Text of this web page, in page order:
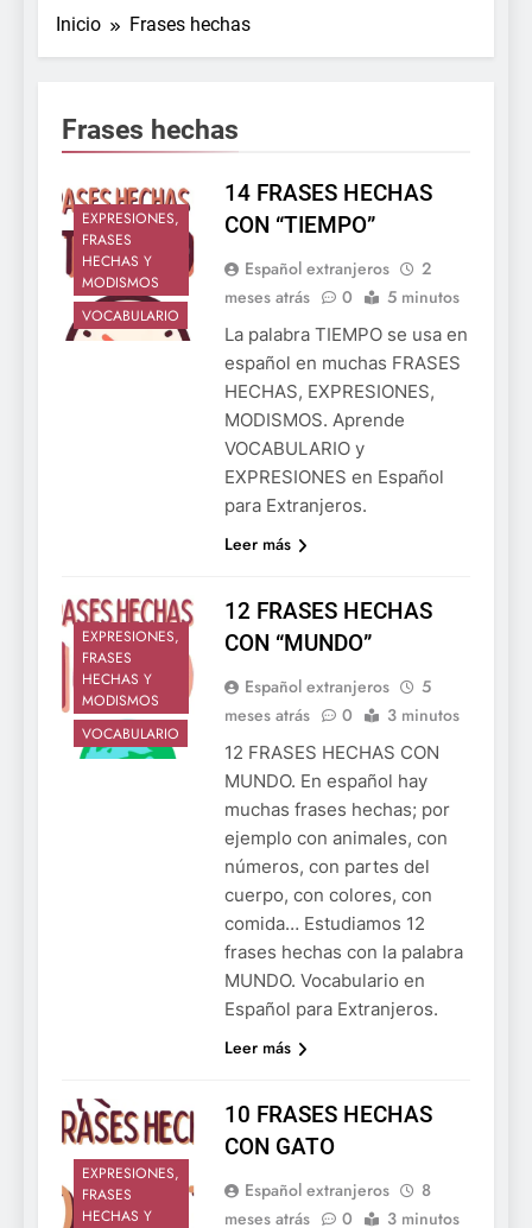
Inicio Frases hechas
Frases hechas
EXPRESIONES,
FRASES
HECHAS Y
MODISMOS
VOCABULARIO
14 FRASES HECHAS
CON “TIEMPO”
Español extranjeros
2
meses atrás
0 5 minutos
La palabra TIEMPO se usa en
español en muchas FRASES
HECHAS, EXPRESIONES,
MODISMOS. Aprende
VOCABULARIO y
EXPRESIONES en Español
para Extranjeros.
Leer más
EXPRESIONES,
FRASES
HECHAS Y
MODISMOS
VOCABULARIO
12 FRASES HECHAS
CON “MUNDO”
Español extranjeros
5
meses atrás
0 3 minutos
12 FRASES HECHAS CON
MUNDO. En español hay
muchas frases hechas; por
ejemplo con animales, con
números, con partes del
cuerpo, con colores, con
comida… Estudiamos 12
frases hechas con la palabra
MUNDO. Vocabulario en
Español para Extranjeros.
Leer más
EXPRESIONES,
FRASES
HECHAS Y
10 FRASES HECHAS
CON GATO
Español extranjeros
8
meses atrás
0 3 minutos